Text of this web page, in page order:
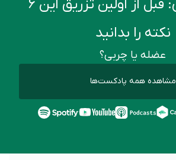
آمپول لاغری: قبل از اولین تزریق این ۶
نکته را بدانید
عضله یا چربی؟
مشاهده همه پادکست‌ها